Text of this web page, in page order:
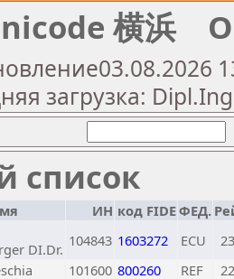
横浜
загрузка:
список
ИН код FIDEФЕД.
DI.Dr. 104843 1603272 ECU
101600 800260 REF